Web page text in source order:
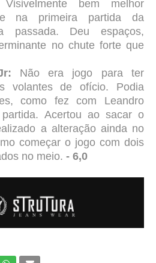
Visivelmente bem melhor
na primeira partida da
passada. Deu espaços,
no chute forte que
r: Não era jogo para ter
volantes de ofício. Podia
como fez com Leandro
Acertou ao sacar o
a alteração ainda no
começar o jogo com dois
no meio. - 6,0